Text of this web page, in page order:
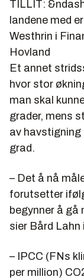
TILLIT:
landene med
Westhrin i
Hovland
Et annet
hvor stor
man skal
grader, mens
av havstigning
grad.
– Det å nå
forutsetter
begynner å gå
sier Bård
– IPCC (FNs
per million)